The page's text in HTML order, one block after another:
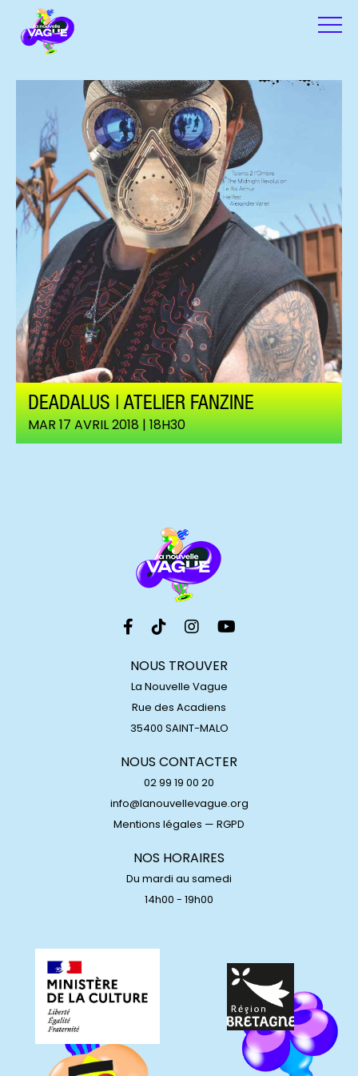
DEADALUS | ATELIER FANZINE
MAR 17 AVRIL 2018 | 18H30
NOUS TROUVER
La Nouvelle Vague
Rue des Acadiens
35400 SAINT-MALO
NOUS CONTACTER
02 99 19 00 20
info@lanouvellevague.org
Mentions légales — RGPD
NOS HORAIRES
Du mardi au samedi
14h00 - 19h00